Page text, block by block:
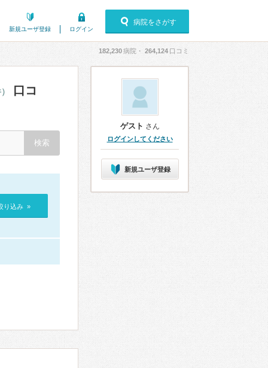
新規ユーザ登録 ログイン
病院をさがす
182,230病院・ 264,124 口コミ
口コ
り込み »
ゲスト さん
ログインしてください
新規ユーザ登録